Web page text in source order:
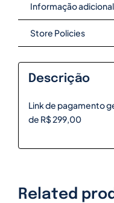
Informação adicional
Store Policies
Descrição
Link de pagamento
de R$ 299,00
Related